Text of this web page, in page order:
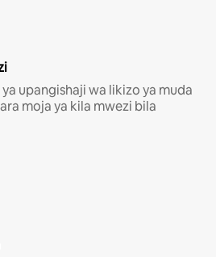
upangishaji wa likizo ya muda
moja ya kila mwezi bila